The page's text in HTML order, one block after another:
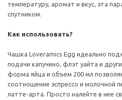
температуру, аромат и вкус, эта
спутником.
Как использовать?
Чашка Loveramics Egg идеально
подачи капучино, флэт уайта и
форма яйца и объем 200 мл
соотношение эспрессо и молочной
латте-арта. Просто налейте в нее